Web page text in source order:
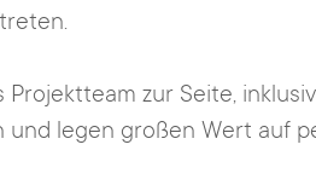
Projektteam zur Seite,
legen großen Wert auf